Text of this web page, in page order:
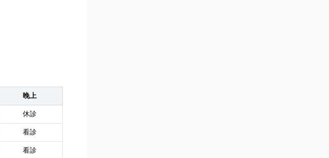
晚上
休診
看診
看診